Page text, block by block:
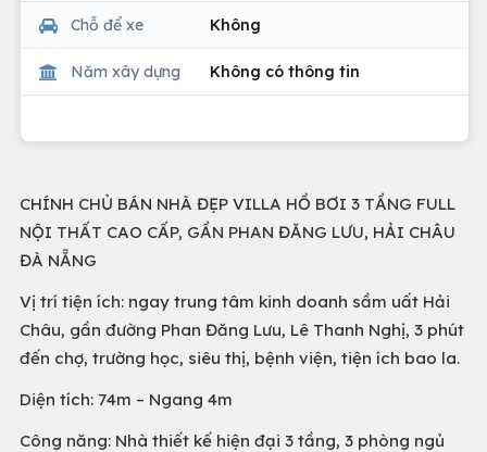
Chỗ để xe Không
Năm xây dựng Không có thông tin
CHÍNH CHỦ BÁN NHÀ ĐẸP VILLA HỒ BƠI 3 TẦNG FULL
NỘI THẤT CAO CẤP, GẦN PHAN ĐĂNG LƯU, HẢI CHÂU
ĐÀ NẴNG
Vị trí tiện ích: ngay trung tâm kinh doanh sầm uất Hải
Châu, gần đường Phan Đăng Lưu, Lê Thanh Nghị, 3 phút
đến chợ, trường học, siêu thị, bệnh viện, tiện ích bao la.
Diện tích: 74m – Ngang 4m
Công năng: Nhà thiết kế hiện đại 3 tầng, 3 phòng ngủ